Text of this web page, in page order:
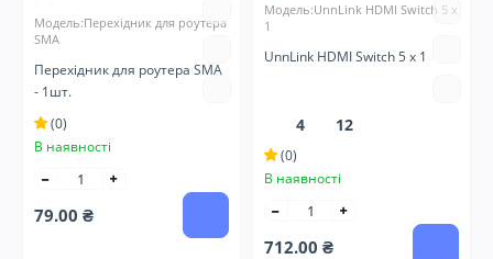
Модель:Перехідник для роутера
SMA
Перехідник для роутера SMA
- 1шт.
(0)
В наявності
79.00 ₴
Модель:UnnLink HDMI Switch 5 x
1
UnnLink HDMI Switch 5 x 1
4 12
(0)
В наявності
712.00 ₴